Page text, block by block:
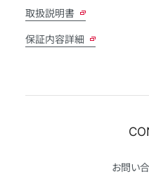
取扱説明書
保証内容詳細
お問い